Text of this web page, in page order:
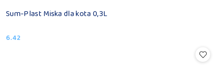
Sum-Plast Miska dla kota 0,3L
Cena:
6.42